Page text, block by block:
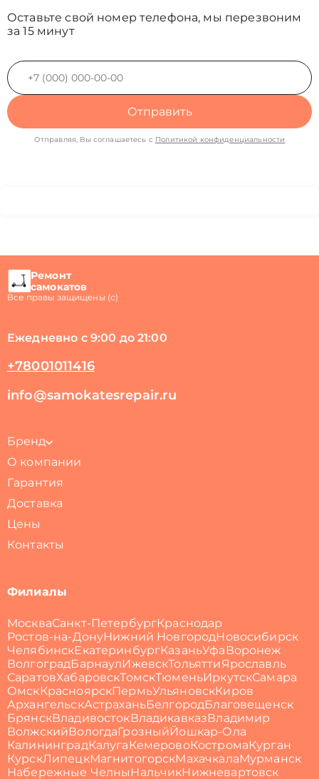
Оставьте свой номер телефона, мы перезвоним
за 15 минут
Отправить
Отправляя, Вы соглашаетесь с Политикой конфиденциальности
Ремонт
самокатов
Все правы защищены (с)
Ежедневно с 9:00 до 21:00
+78001011416
info@samokatesrepair.ru
Бренд
О компании
Гарантия
Доставка
Цены
Контакты
Филиалы
МоскваСанкт-ПетербургКраснодар
Ростов-на-ДонуНижний НовгородНовосибирск
ЧелябинскЕкатеринбургКазаньУфа Воронеж
ВолгоградБарнаулИжевскТольяттиЯрославль
СаратовХабаровскТомскТюменьИркутскСамара
ОмскКрасноярскПермьУльяновскКиров
АрхангельскАстраханьБелгородБлаговещенск
БрянскВладивостокВладикавказВладимир
ВолжскийВологдаГрозныйЙошкар-Ола
КалининградКалуга КемеровоКостромаКурган
КурскЛипецкМагнитогорскМахачкалаМурманск
Набережные Челны НальчикНижневартовск